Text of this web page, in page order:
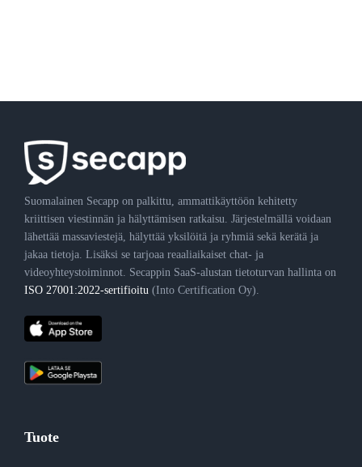
Suomalainen Secapp on palkittu, ammattikäyttöön kehitetty
kriittisen viestinnän ja hälyttämisen ratkaisu. Järjestelmällä voidaan
lähettää massaviestejä, hälyttää yksilöitä ja ryhmiä sekä kerätä ja
jakaa tietoja. Lisäksi se tarjoaa reaaliaikaiset chat- ja
videoyhteystoiminnot. Secappin SaaS-alustan tietoturvan hallinta on
ISO 27001:2022-sertifioitu(Into Certification Oy).
Tuote